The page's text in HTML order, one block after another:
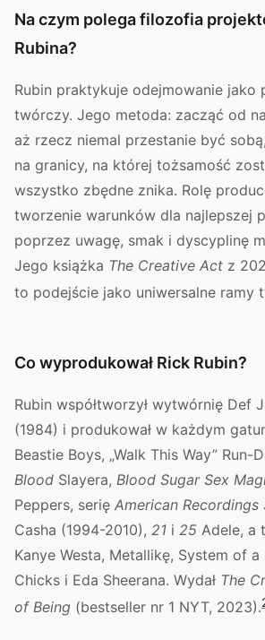
Na czym polega filozofia
Rubina?
Rubin praktykuje odejmowanie jako
twórczy. Jego metoda: zacząć od
aż rzecz niemal przestanie być
na granicy, na której tożsamość
wszystko zbędne znika. Rolę
tworzenie warunków dla najlepszej
poprzez uwagę, smak i dyscyplinę
Jego książka The Creative Act z
to podejście jako uniwersalne ramy
Co wyprodukował Rick Rubin?
Rubin współtworzył wytwórnię Def
(1984) i produkował w każdym
Beastie Boys, „Walk This Way” Run-
Blood Slayera, Blood Sugar Sex
Peppers, serię American Recordings
Casha (1994-2010), 21 i 25 Adele, a
Kanye Westa, Metallikę, System of
Chicks i Eda Sheerana. Wydał The
of Being (bestseller nr 1 NYT, 2023).